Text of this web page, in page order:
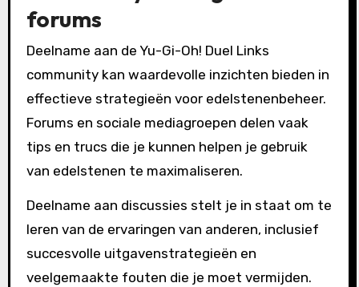
forums
Deelname aan de Yu-Gi-Oh! Duel Links
community kan waardevolle inzichten bieden in
effectieve strategieën voor edelstenenbeheer.
Forums en sociale mediagroepen delen vaak
tips en trucs die je kunnen helpen je gebruik
van edelstenen te maximaliseren.
Deelname aan discussies stelt je in staat om te
leren van de ervaringen van anderen, inclusief
succesvolle uitgavenstrategieën en
veelgemaakte fouten die je moet vermijden.